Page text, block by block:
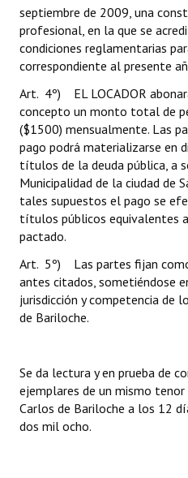
septiembre de 2009, una
profesional, en la que se
condiciones reglamentarias
correspondiente al presente
Art. 4º) EL LOCADOR
concepto un monto total de
($1500) mensualmente. Las
pago podrá materializarse en
títulos de la deuda pública, a
Municipalidad de la ciudad de
tales supuestos el pago se
títulos públicos equivalentes
pactado.
Art. 5º) Las partes fijan
antes citados, sometiéndose
jurisdicción y competencia de
de Bariloche.
Se da lectura y en prueba de
ejemplares de un mismo
Carlos de Bariloche a los 12
dos mil ocho.